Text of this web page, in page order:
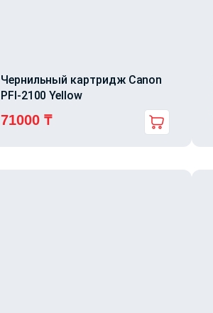
Чернильный картридж Canon
PFI-2100 Yellow
71000 ₸